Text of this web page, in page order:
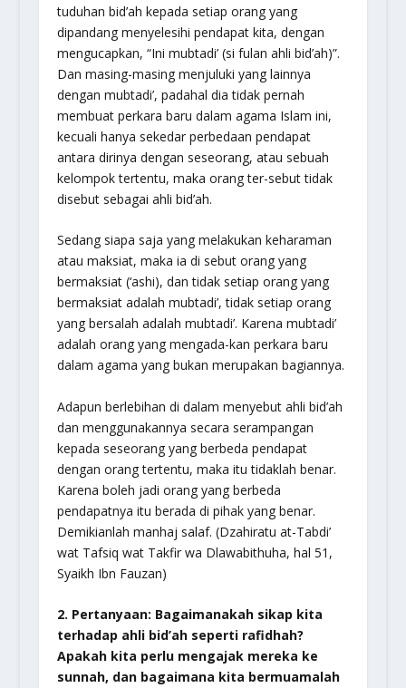
tuduhan bid’ah kepada setiap orang yang
dipandang menyelesihi pendapat kita, dengan
mengucapkan, “Ini mubtadi’ (si fulan ahli bid’ah)”.
Dan masing-masing menjuluki yang lainnya
dengan mubtadi’, padahal dia tidak pernah
membuat perkara baru dalam agama Islam ini,
kecuali hanya sekedar perbedaan pendapat
antara dirinya dengan seseorang, atau sebuah
kelompok tertentu, maka orang ter-sebut tidak
disebut sebagai ahli bid’ah.
Sedang siapa saja yang melakukan keharaman
atau maksiat, maka ia di sebut orang yang
bermaksiat (‘ashi), dan tidak setiap orang yang
bermaksiat adalah mubtadi’, tidak setiap orang
yang bersalah adalah mubtadi’. Karena mubtadi’
adalah orang yang mengada-kan perkara baru
dalam agama yang bukan merupakan bagiannya.
Adapun berlebihan di dalam menyebut ahli bid’ah
dan menggunakannya secara serampangan
kepada seseorang yang berbeda pendapat
dengan orang tertentu, maka itu tidaklah benar.
Karena boleh jadi orang yang berbeda
pendapatnya itu berada di pihak yang benar.
Demikianlah manhaj salaf. (Dzahiratu at-Tabdi’
wat Tafsiq wat Takfir wa Dlawabithuha, hal 51,
Syaikh Ibn Fauzan)
2. Pertanyaan: Bagaimanakah sikap kita
terhadap ahli bid’ah seperti rafidhah?
Apakah kita perlu mengajak mereka ke
sunnah, dan bagaimana kita bermuamalah